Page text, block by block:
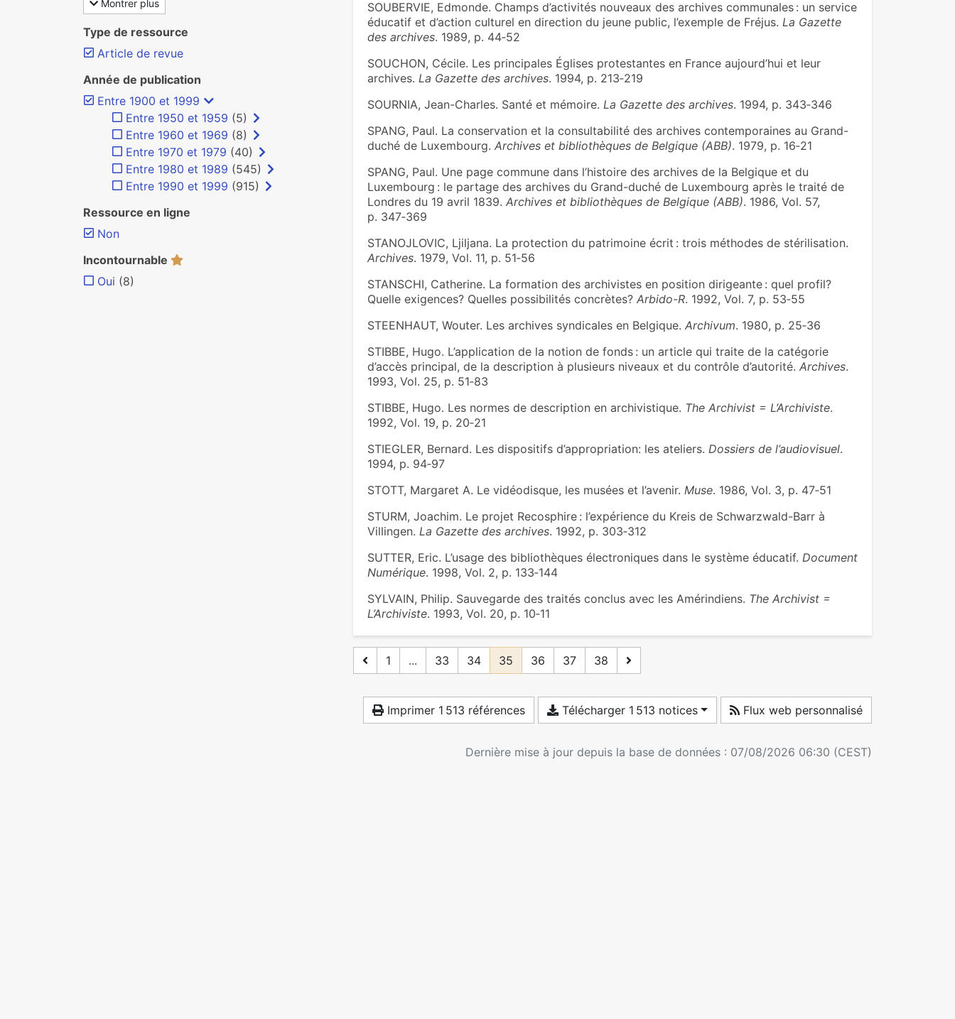
SOUBERVIE, Edmonde. Champs d’activités nouveaux des archives communales : un service
éducatif et d’action culturel en direction du jeune public, l’exemple de Fréjus. La Gazette
des archives. 1989, p. 44‑52
SOUCHON, Cécile. Les principales Églises protestantes en France aujourd’hui et leur
archives. La Gazette des archives. 1994, p. 213‑219
SOURNIA, Jean-Charles. Santé et mémoire. La Gazette des archives. 1994, p. 343‑346
SPANG, Paul. La conservation et la consultabilité des archives contemporaines au Grand-
duché de Luxembourg. Archives et bibliothèques de Belgique (ABB). 1979, p. 16‑21
SPANG, Paul. Une page commune dans l’histoire des archives de la Belgique et du
Luxembourg : le partage des archives du Grand-duché de Luxembourg après le traité de
Londres du 19 avril 1839. Archives et bibliothèques de Belgique (ABB). 1986, Vol. 57,
p. 347‑369
STANOJLOVIC, Ljiljana. La protection du patrimoine écrit : trois méthodes de stérilisation.
Archives. 1979, Vol. 11, p. 51‑56
STANSCHI, Catherine. La formation des archivistes en position dirigeante : quel profil?
Quelle exigences? Quelles possibilités concrètes? Arbido-R. 1992, Vol. 7, p. 53‑55
STEENHAUT, Wouter. Les archives syndicales en Belgique. Archivum. 1980, p. 25‑36
STIBBE, Hugo. L’application de la notion de fonds : un article qui traite de la catégorie
d’accès principal, de la description à plusieurs niveaux et du contrôle d’autorité. Archives.
1993, Vol. 25, p. 51‑83
STIBBE, Hugo. Les normes de description en archivistique. The Archivist = L’Archiviste.
1992, Vol. 19, p. 20‑21
STIEGLER, Bernard. Les dispositifs d’appropriation: les ateliers. Dossiers de l’audiovisuel.
1994, p. 94‑97
STOTT, Margaret A. Le vidéodisque, les musées et l’avenir. Muse. 1986, Vol. 3, p. 47‑51
STURM, Joachim. Le projet Recosphire : l’expérience du Kreis de Schwarzwald-Barr à
Villingen. La Gazette des archives. 1992, p. 303‑312
SUTTER, Eric. L’usage des bibliothèques électroniques dans le système éducatif. Document
Numérique. 1998, Vol. 2, p. 133‑144
SYLVAIN, Philip. Sauvegarde des traités conclus avec les Amérindiens. The Archivist =
L’Archiviste. 1993, Vol. 20, p. 10‑11
1 ... 33 34 35 36 37 38
Imprimer 1 513 références Télécharger 1 513 notices Flux web personnalisé
Dernière mise à jour depuis la base de données : 07/08/2026 06:30 (CEST)
Montrer plus
Type de ressource
Article de revue
Année de publication
Entre 1900 et 1999
Entre 1950 et 1959 (5)
Entre 1960 et 1969 (8)
Entre 1970 et 1979 (40)
Entre 1980 et 1989 (545)
Entre 1990 et 1999 (915)
Ressource en ligne
Non
Incontournable
Oui (8)